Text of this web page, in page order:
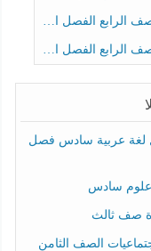
الفصل الثالث
الفصل الثالث
لغة عربية سادس فصل
علوم سادس
صف ثالث
الصف الثامن